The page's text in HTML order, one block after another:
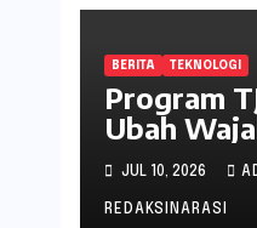
BERITA TEKNOLOGI
Program
Ubah
Kawatuna,
Kini
Ekonomi
JUL 10, 2026
REDAKSINARASI